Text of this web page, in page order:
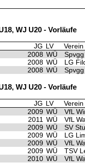
WJ U20 - Vorläufe
JG LV
Verein
2008 WÜ
2008 WÜ
LG
2008 WÜ
WJ U20 - Vorläufe
JG LV
Verein
2009 WÜ
VfL
2011 WÜ
VfL
2009 WÜ
SV
2009 WÜ
LG
2009 WÜ
VfL
2009 WÜ
TSV
2010 WÜ VfL